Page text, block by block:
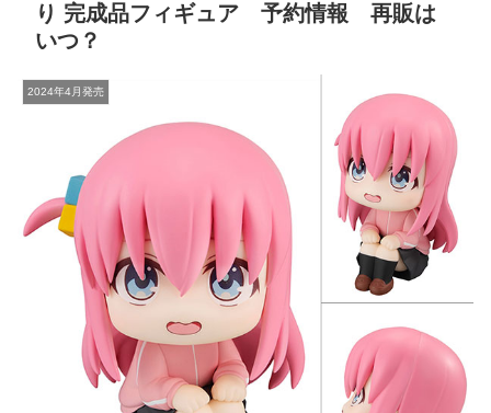
り 完成品フィギュア 予約情報 再販は
いつ？
2024年4月発売